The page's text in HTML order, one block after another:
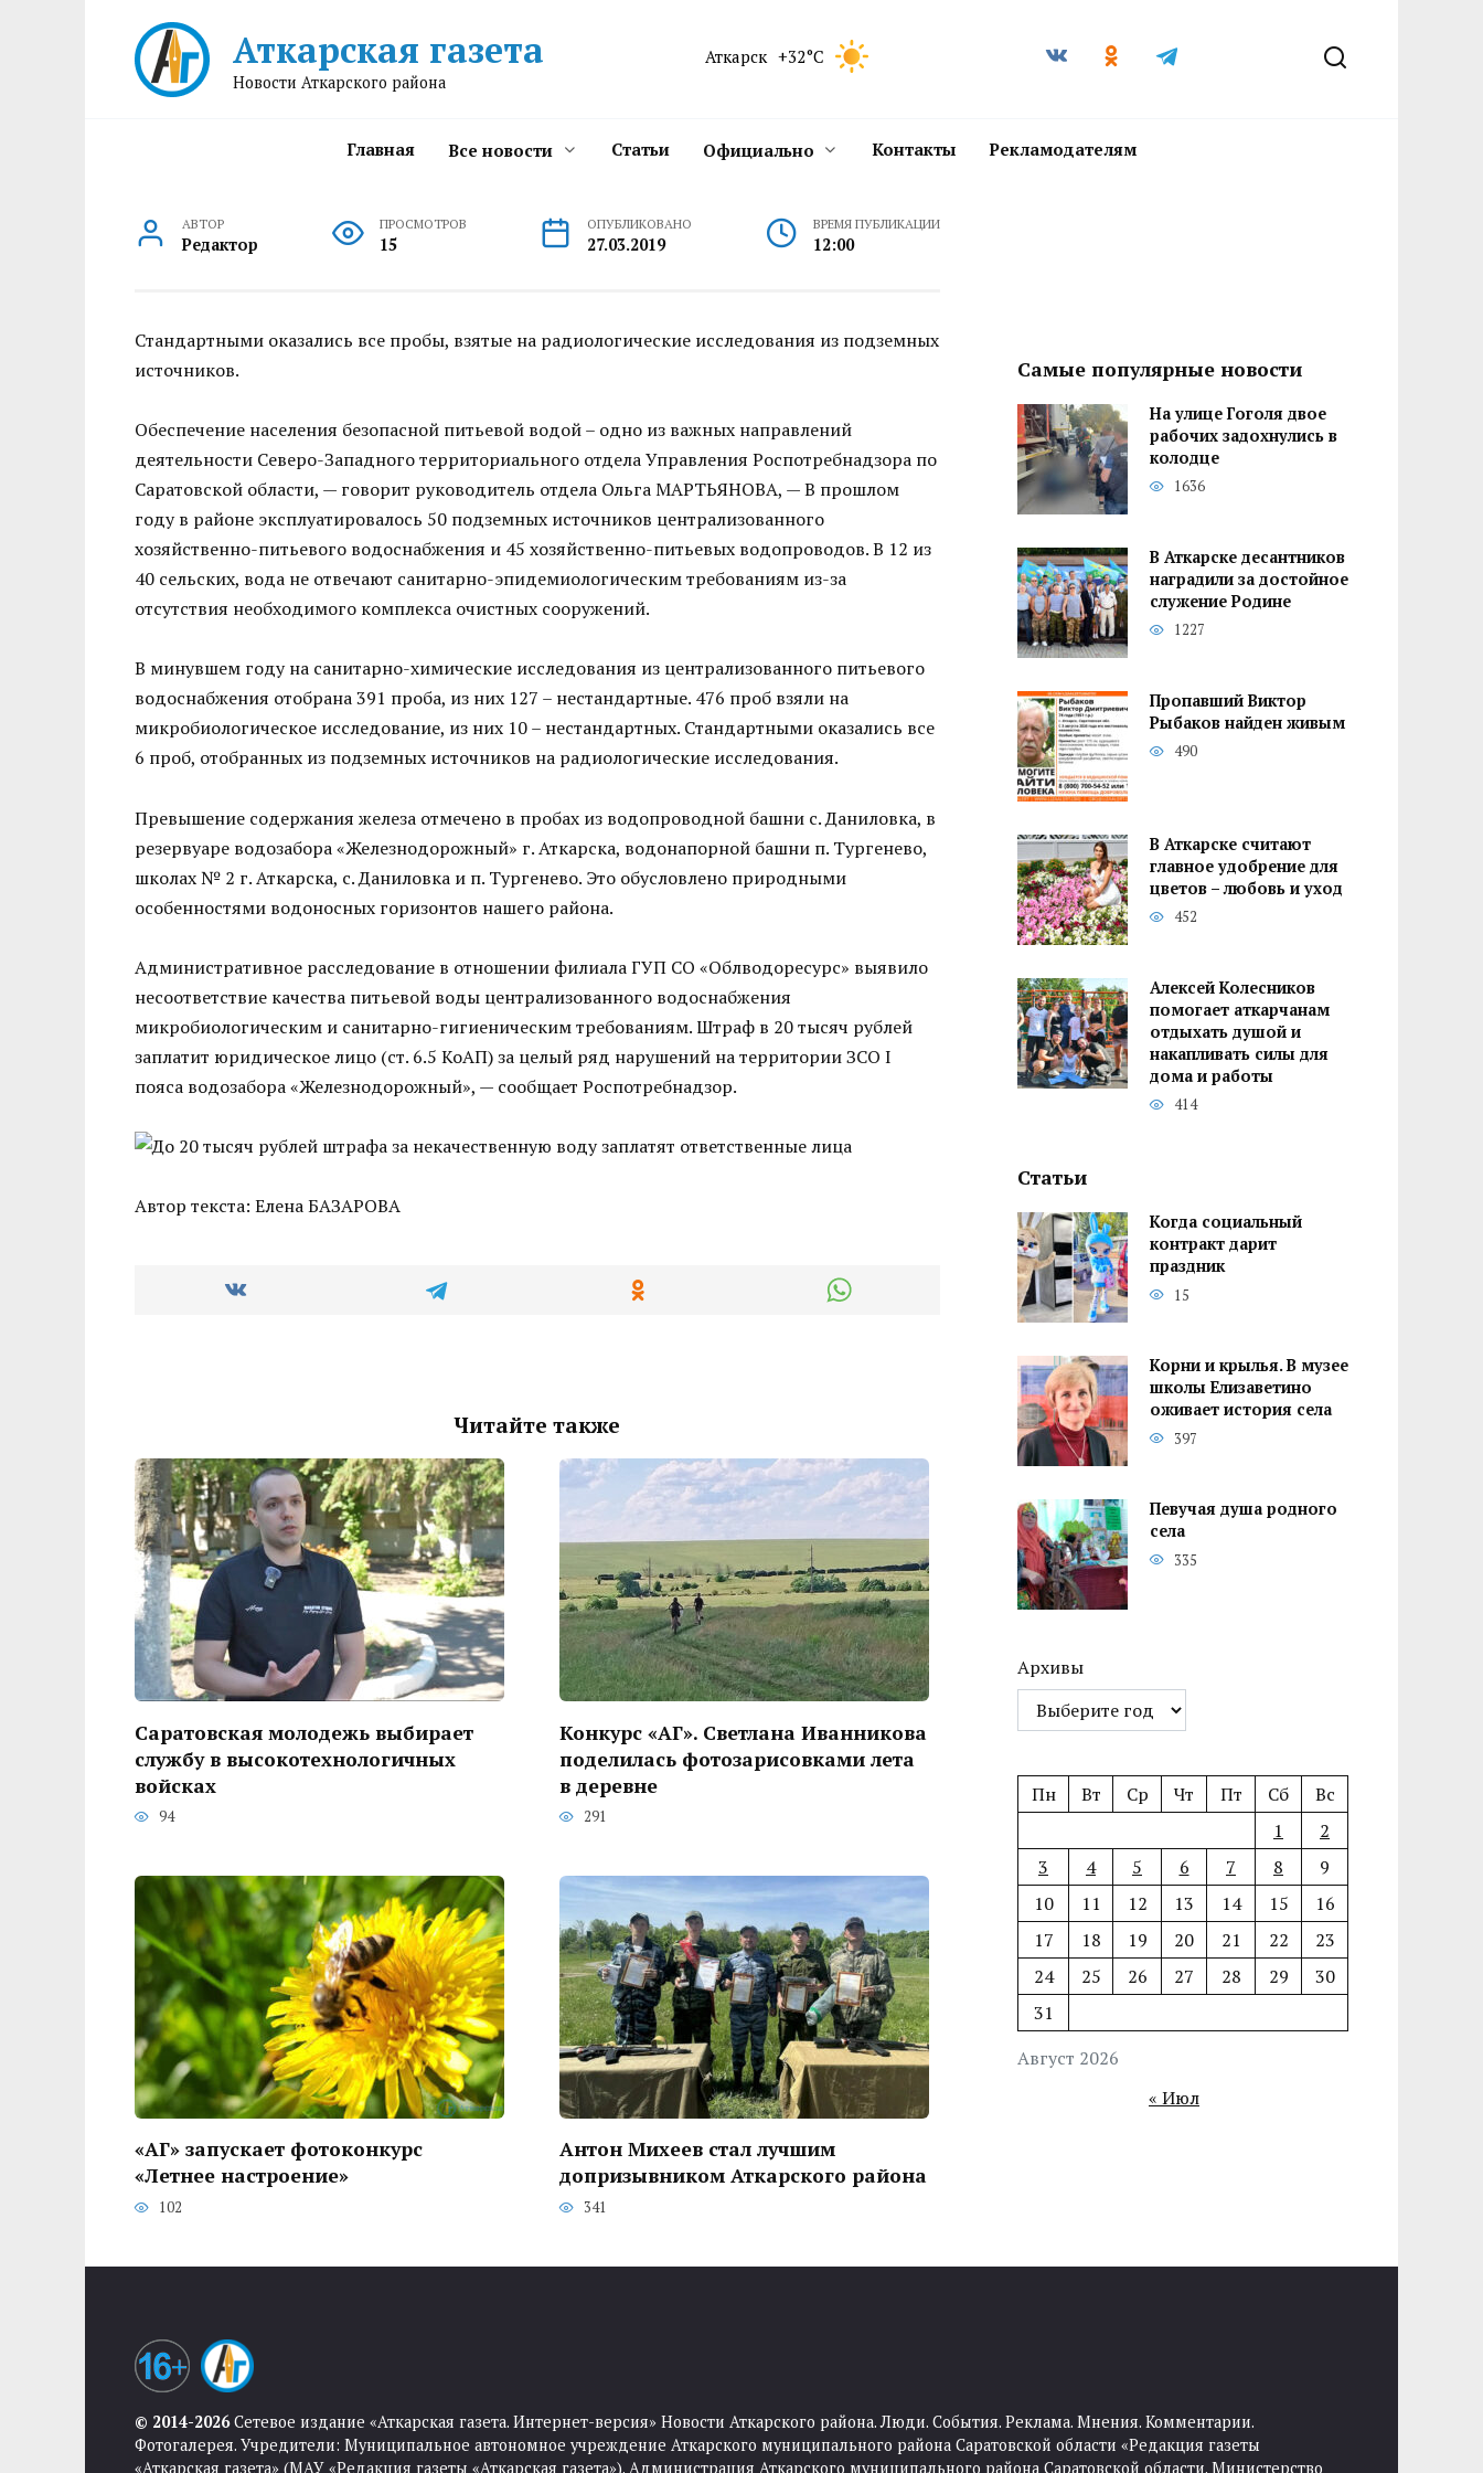
Аткарская газета
Новости Аткарского района
Аткарск +32°C
Главная Все новости Статьи Официально Контакты Рекламодателям
АВТОР
Редактор
ПРОСМОТРОВ
15
ОПУБЛИКОВАНО
27.03.2019
ВРЕМЯ ПУБЛИКАЦИИ
12:00
Стандартными оказались все пробы, взятые на радиологические исследования из подземных
источников.
Обеспечение населения безопасной питьевой водой – одно из важных направлений
деятельности Северо-Западного территориального отдела Управления Роспотребнадзора по
Саратовской области, — говорит руководитель отдела Ольга МАРТЬЯНОВА, — В прошлом
году в районе эксплуатировалось 50 подземных источников централизованного
хозяйственно-питьевого водоснабжения и 45 хозяйственно-питьевых водопроводов. В 12 из
40 сельских, вода не отвечают санитарно-эпидемиологическим требованиям из-за
отсутствия необходимого комплекса очистных сооружений.
В минувшем году на санитарно-химические исследования из централизованного питьевого
водоснабжения отобрана 391 проба, из них 127 – нестандартные. 476 проб взяли на
микробиологическое исследование, из них 10 – нестандартных. Стандартными оказались все
6 проб, отобранных из подземных источников на радиологические исследования.
Превышение содержания железа отмечено в пробах из водопроводной башни с. Даниловка, в
резервуаре водозабора «Железнодорожный» г. Аткарска, водонапорной башни п. Тургенево,
школах № 2 г. Аткарска, с. Даниловка и п. Тургенево. Это обусловлено природными
особенностями водоносных горизонтов нашего района.
Административное расследование в отношении филиала ГУП СО «Облводоресурс» выявило
несоответствие качества питьевой воды централизованного водоснабжения
микробиологическим и санитарно-гигиеническим требованиям. Штраф в 20 тысяч рублей
заплатит юридическое лицо (ст. 6.5 КоАП) за целый ряд нарушений на территории ЗСО I
пояса водозабора «Железнодорожный», — сообщает Роспотребнадзор.
Автор текста: Елена БАЗАРОВА
Читайте также
Саратовская молодежь выбирает
службу в высокотехнологичных
войсках
94
Конкурс «АГ». Светлана Иванникова
поделилась фотозарисовками лета
в деревне
291
«АГ» запускает фотоконкурс
«Летнее настроение»
102
Антон Михеев стал лучшим
допризывником Аткарского района
341
Самые популярные новости
На улице Гоголя двое
рабочих задохнулись в
колодце
1636
В Аткарске десантников
наградили за достойное
служение Родине
1227
Пропавший Виктор
Рыбаков найден живым
490
В Аткарске считают
главное удобрение для
цветов – любовь и уход
452
Алексей Колесников
помогает аткарчанам
отдыхать душой и
накапливать силы для
дома и работы
414
Статьи
Когда социальный
контракт дарит
праздник
15
Корни и крылья. В музее
школы Елизаветино
оживает история села
397
Певучая душа родного
села
335
Архивы
Август 2026
Пн Вт Ср Чт Пт Сб
Вс
1
2
3
4 5 6 7 8
9
10
11 12 13 14 15
16
17
18 19 20 21 22
23
24
25 26 27 28 29
30
31
« Июл
© 2014-2026Сетевое издание «Аткарская газета. Интернет-версия» Новости Аткарского района. Люди. События. Реклама. Мнения. Комментарии.
Фотогалерея. Учредители: Муниципальное автономное учреждение Аткарского муниципального района Саратовской области «Редакция газеты
«Аткарская газета» (МАУ «Редакция газеты «Аткарская газета»). Администрация Аткарского муниципального района Саратовской области. Министерство